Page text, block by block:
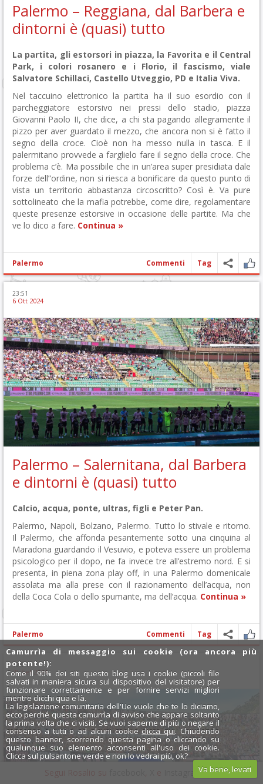
Palermo – Reggiana, dal Barbera e
dintorni è (quasi) tutto
La partita, gli estorsori in piazza, la Favorita e il Central
Park, i colori rosanero e i Florio, il fascismo, viale
Salvatore Schillaci, Castello Utveggio, PD e Italia Viva.
Nel taccuino elettronico la partita ha il suo esordio con il
parcheggiatore estorsivo nei pressi dello stadio, piazza
Giovanni Paolo II, che dice, a chi sta pagando allegramente il
pizzo per aver guardato il mezzo, che ancora non si è fatto il
segno della croce. Cioè non ha messo nulla in tasca. E il
palermitano provvede a farglielo fare il segno della croce. Che
problema c’è. Ma possibile che in un’area super presidiata dale
forze dell”ordine, non si riesca a bonificare da questo punto di
vista un territorio abbastanza circoscritto? Così è. Va pure
sottolineato che la mafia potrebbe, come dire, regolamentare
queste presenze estorsive in occasione delle partite. Ma che
ve lo dico a fare. Continua »
Palermo Commenti Tag
23:51
6 Ott 2024
Palermo – Salernitana, dal Barbera
e dintorni è (quasi) tutto
Calcio, acqua, ponte, ultras, figli e Peter Pan.
Palermo, Napoli, Bolzano, Palermo. Tutto lo stivale e ritorno.
Il Palermo, che affonda pesantemente sotto una cinquina al
Maradona guardando il Vesuvio, e poteva essere un problema
psicologico per il dopo, ne fa invece tre all’estremo nord. E si
presenta, in piena zona play off, in una Palermo domenicale
assolata ma alla prese con il razionamento dell’acqua, non
della Coca Cola o dello spumante, ma dell’acqua. Continua »
Palermo Commenti Tag
19:04
21 Set 2024
x
Instagram
Camurrìa di messaggio sui cookie (ora ancora più
potente!):
Come il 90% dei siti questo blog usa i cookie (piccoli file
salvati in maniera sicura sul dispositivo del visitatore) per
funzionare correttamente e per fornire servizi migliori
mentre clicchi qua e là.
La legislazione comunitaria dell'Ue vuole che te lo diciamo,
ecco perché questa camurrìa di avviso che appare soltanto
la prima volta che ci visiti. Se vuoi saperne di più o negare il
consenso a tutti o ad alcuni cookieclicca qui. Chiudendo
questo banner, scorrendo questa pagina o cliccando su
qualunque suo elemento acconsenti all'uso dei cookie.
Clicca sul pulsantone verde e non lo vedrai più, ok?
Va bene, levati